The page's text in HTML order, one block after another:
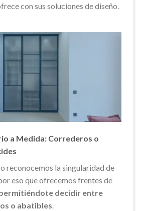
con sus soluciones de diseño.
a Medida: Correderos o
reconocemos la singularidad de
eso que ofrecemos frentes de
decidir entre
o abatibles.